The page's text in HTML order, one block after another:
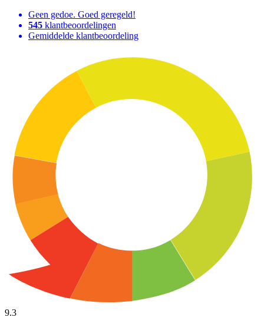
Geen gedoe. Goed geregeld!
545 klantbeoordelingen
Gemiddelde klantbeoordeling
9.3